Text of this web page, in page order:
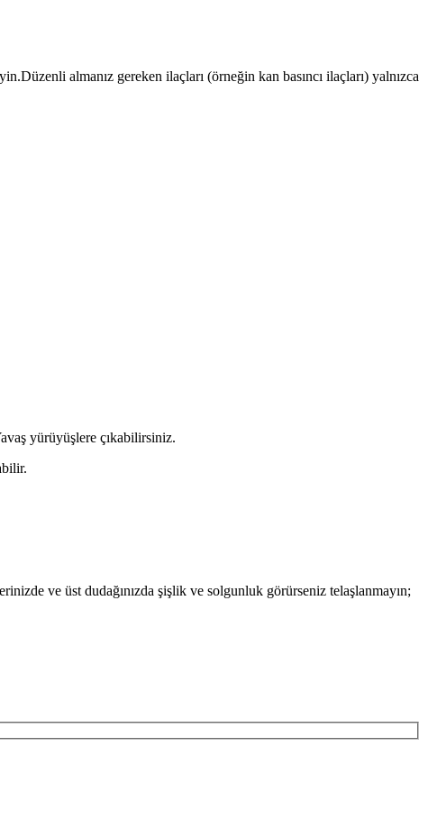
almanız gereken ilaçları (örneğin kan basıncı ilaçları) yalnızca
yürüyüşlere çıkabilirsiniz.
ve üst dudağınızda şişlik ve solgunluk görürseniz telaşlanmayın;